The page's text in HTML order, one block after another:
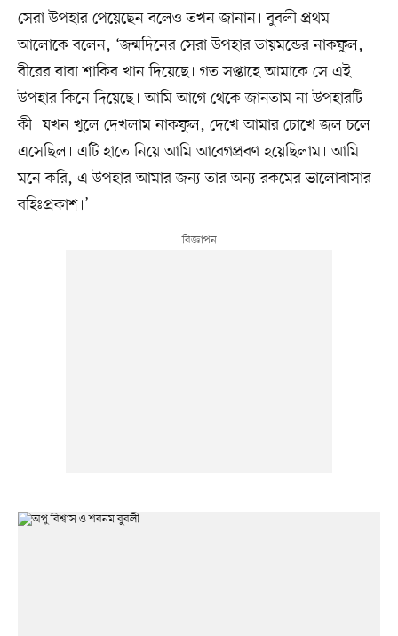
সেরা উপহার পেয়েছেন বলেও তখন জানান। বুবলী প্রথম
আলোকে বলেন, ‘জন্মদিনের সেরা উপহার ডায়মন্ডের নাকফুল,
বীরের বাবা শাকিব খান দিয়েছে। গত সপ্তাহে আমাকে সে এই
উপহার কিনে দিয়েছে। আমি আগে থেকে জানতাম না উপহারটি
কী। যখন খুলে দেখলাম নাকফুল, দেখে আমার চোখে জল চলে
এসেছিল। এটি হাতে নিয়ে আমি আবেগপ্রবণ হয়েছিলাম। আমি
মনে করি, এ উপহার আমার জন্য তার অন্য রকমের ভালোবাসার
বহিঃপ্রকাশ।’